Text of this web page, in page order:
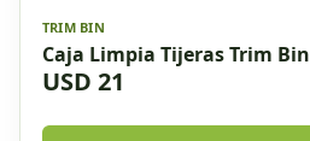
TRIM BIN
Caja Limpia Tijeras Trim Bin
USD 21